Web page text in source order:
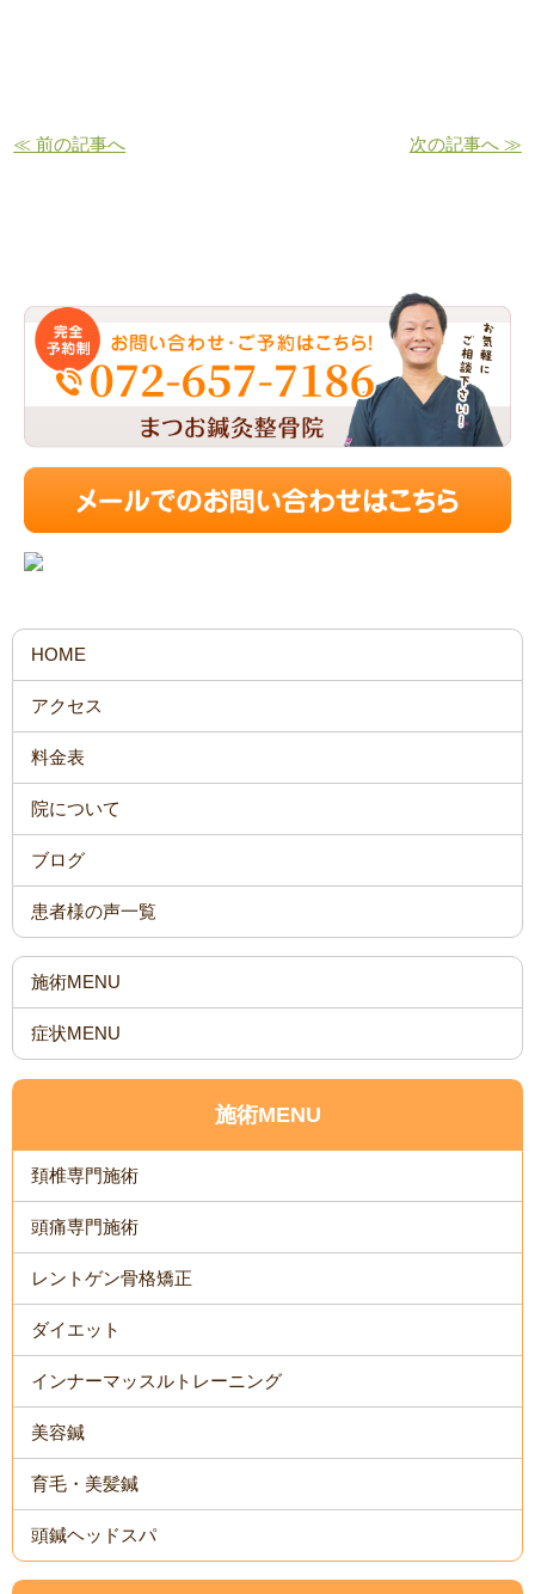
≪ 前の記事へ 次の記事へ ≫
HOME
アクセス
料金表
院について
ブログ
患者様の声一覧
施術MENU
症状MENU
施術MENU
頚椎専門施術
頭痛専門施術
レントゲン骨格矯正
ダイエット
インナーマッスルトレーニング
美容鍼
育毛・美髪鍼
頭鍼ヘッドスパ